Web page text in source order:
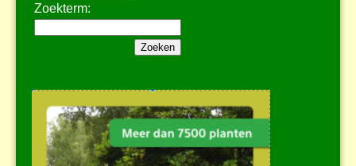
Zoekterm: